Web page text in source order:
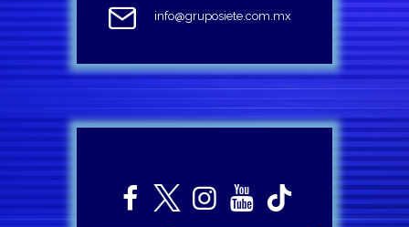
info@gruposiete.com.mx